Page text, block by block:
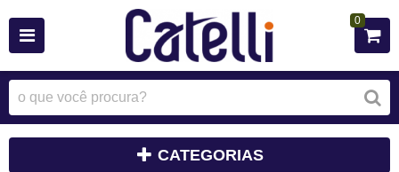
0
CATEGORIAS